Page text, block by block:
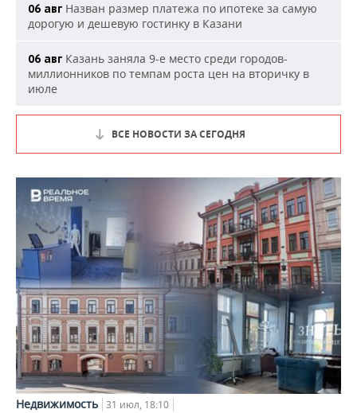
06 авг Назван размер платежа по ипотеке за самую
дорогую и дешевую гостинку в Казани
06 авг Казань заняла 9-е место среди городов-
миллионников по темпам роста цен на вторичку в
июле
ВСЕ НОВОСТИ ЗА СЕГОДНЯ
Недвижимость 31 июл, 18:10